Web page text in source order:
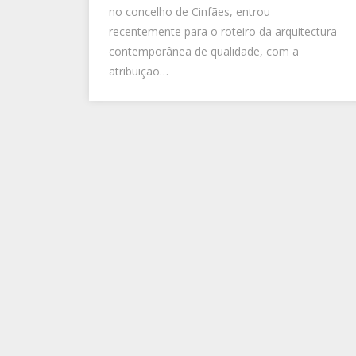
no concelho de Cinfães, entrou
recentemente para o roteiro da arquitectura
contemporânea de qualidade, com a
atribuição…